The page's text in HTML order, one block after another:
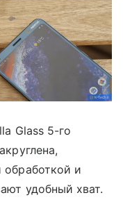
Glass 5-го
и
удобный хват.